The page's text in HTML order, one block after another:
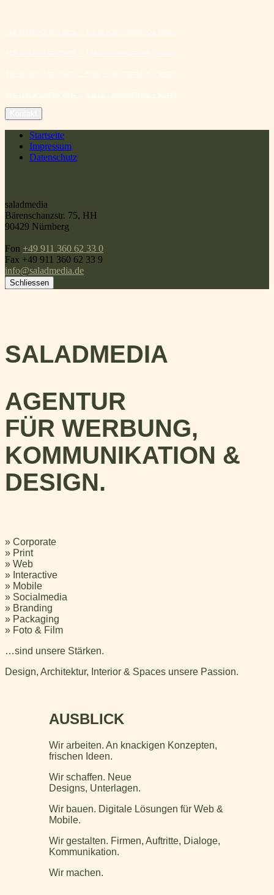
AUF EINEM GUTEN WEG. SALES » ADVERTISING » MEDIA
AUF EINEM GUTEN WEG. SALES » ADVERTISING » MEDIA
AUF EINEM GUTEN WEG. SALES » ADVERTISING » MEDIA
AUF EINEM GUTEN WEG. SALES » ADVERTISING » MEDIA
Startseite
Impressum
Datenschutz
saladmedia
Bärenschanzstr. 75, HH
90429 Nürnberg
Fon +49 911 360 62 33 0
Fax +49 911 360 62 33 9
info@saladmedia.de
Schliessen
SALADMEDIA
AGENTUR
FÜR WERBUNG,
KOMMUNIKATION &
DESIGN.
» Corporate
» Print
» Web
» Interactive
» Mobile
» Socialmedia
» Branding
» Packaging
» Foto & Film
…sind unsere Stärken.
Design, Architektur, Interior & Spaces unsere Passion.
AUSBLICK
Wir arbeiten. An knackigen Konzepten,
frischen Ideen.
Wir schaffen. Neue
Designs, Unterlagen.
Wir bauen. Digitale Lösungen für Web &
Mobile.
Wir gestalten. Firmen, Auftritte, Dialoge,
Kommunikation.
Wir machen.